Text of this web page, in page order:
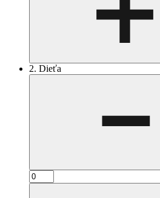
2. Dieťa